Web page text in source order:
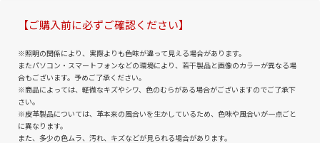
【ご購入前に必ずご確認ください】
※照明の関係により、実際よりも色味が違って見える場合があります。
またパソコン・スマートフォンなどの環境により、若干製品と画像のカラーが異なる場
合もございます。予めご了承ください。
※商品によっては、軽微なキズやシワ、色のむらがある場合がございますのでご了承下
さい。
※皮革製品については、革本来の風合いを生かしているため、色味や風合いが一点ごと
に異なります。
また、多少の色ムラ、汚れ、キズなどが見られる場合があります。